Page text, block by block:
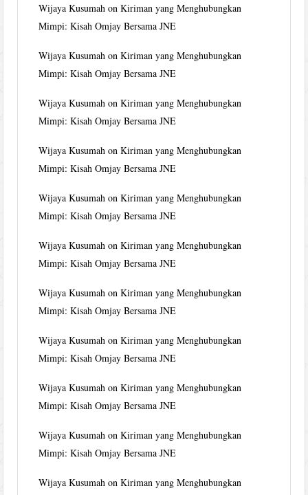
Wijaya Kusumah onKiriman yang Menghubungkan
Mimpi: Kisah Omjay Bersama JNE
Wijaya Kusumah onKiriman yang Menghubungkan
Mimpi: Kisah Omjay Bersama JNE
Wijaya Kusumah onKiriman yang Menghubungkan
Mimpi: Kisah Omjay Bersama JNE
Wijaya Kusumah onKiriman yang Menghubungkan
Mimpi: Kisah Omjay Bersama JNE
Wijaya Kusumah onKiriman yang Menghubungkan
Mimpi: Kisah Omjay Bersama JNE
Wijaya Kusumah onKiriman yang Menghubungkan
Mimpi: Kisah Omjay Bersama JNE
Wijaya Kusumah onKiriman yang Menghubungkan
Mimpi: Kisah Omjay Bersama JNE
Wijaya Kusumah onKiriman yang Menghubungkan
Mimpi: Kisah Omjay Bersama JNE
Wijaya Kusumah onKiriman yang Menghubungkan
Mimpi: Kisah Omjay Bersama JNE
Wijaya Kusumah onKiriman yang Menghubungkan
Mimpi: Kisah Omjay Bersama JNE
Wijaya Kusumah onKiriman yang Menghubungkan